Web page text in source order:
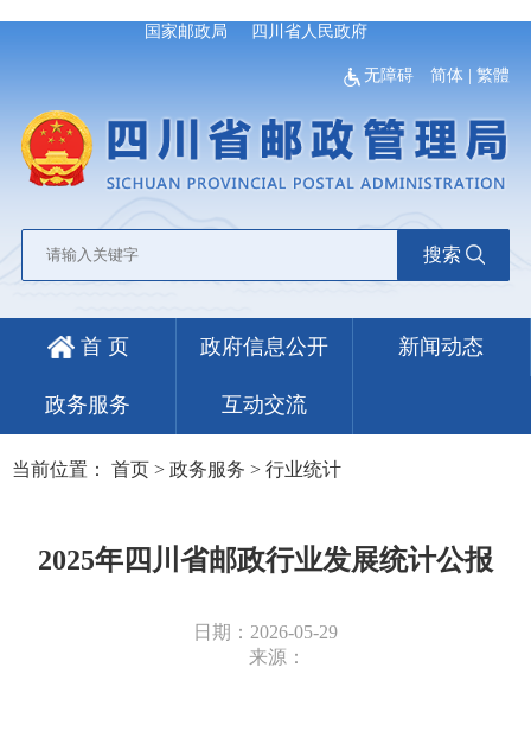
国家邮政局 四川省人民政府
无障碍 简体 |繁體
搜索
首 页 政府信息公开 新闻动态
政务服务 互动交流
当前位置： 首页 > 政务服务 > 行业统计
2025年四川省邮政行业发展统计公报
日期：2026-05-29
来源：